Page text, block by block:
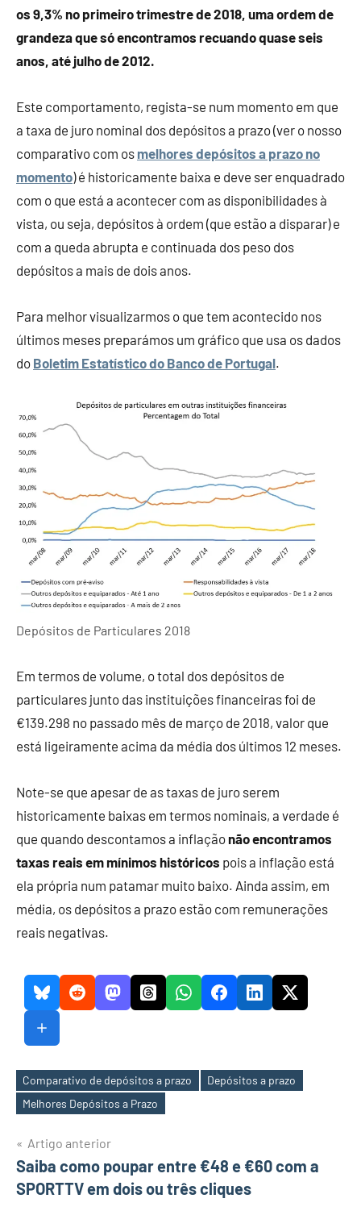
os 9,3% no primeiro trimestre de 2018, uma ordem de
grandeza que só encontramos recuando quase seis
anos, até julho de 2012.
Este comportamento, regista-se num momento em que
a taxa de juro nominal dos depósitos a prazo (ver o nosso
comparativo com os melhores depósitos a prazo no
momento) é historicamente baixa e deve ser enquadrado
com o que está a acontecer com as disponibilidades à
vista, ou seja, depósitos à ordem (que estão a disparar) e
com a queda abrupta e continuada dos peso dos
depósitos a mais de dois anos.
Para melhor visualizarmos o que tem acontecido nos
últimos meses preparámos um gráfico que usa os dados
do Boletim Estatístico do Banco de Portugal.
Depósitos de Particulares 2018
Em termos de volume, o total dos depósitos de
particulares junto das instituições financeiras foi de
€139.298 no passado mês de março de 2018, valor que
está ligeiramente acima da média dos últimos 12 meses.
Note-se que apesar de as taxas de juro serem
historicamente baixas em termos nominais, a verdade é
que quando descontamos a inflaçãonão encontramos
taxas reais em mínimos históricos pois a inflação está
ela própria num patamar muito baixo. Ainda assim, em
média, os depósitos a prazo estão com remunerações
reais negativas.
Etiquetas
Comparativo de depósitos a prazo
Depósitos a prazo
Melhores Depósitos a Prazo
Navegação
de
Artigo anterior
Saiba como poupar entre €48 e €60 com a
SPORTTV em dois ou três cliques